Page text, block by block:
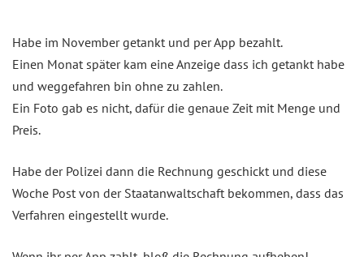
Habe im November getankt und per App bezahlt.
Einen Monat später kam eine Anzeige dass ich getankt habe
und weggefahren bin ohne zu zahlen.
Ein Foto gab es nicht, dafür die genaue Zeit mit Menge und
Preis.
Habe der Polizei dann die Rechnung geschickt und diese
Woche Post von der Staatanwaltschaft bekommen, dass das
Verfahren eingestellt wurde.